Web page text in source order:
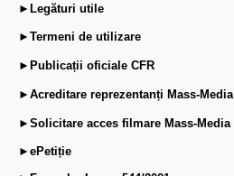
►Legături utile
►Termeni de utilizare
►Publicații oficiale CFR
►Acreditare reprezentanți Mass-Media
►Solicitare acces filmare Mass-Media
►ePetiție